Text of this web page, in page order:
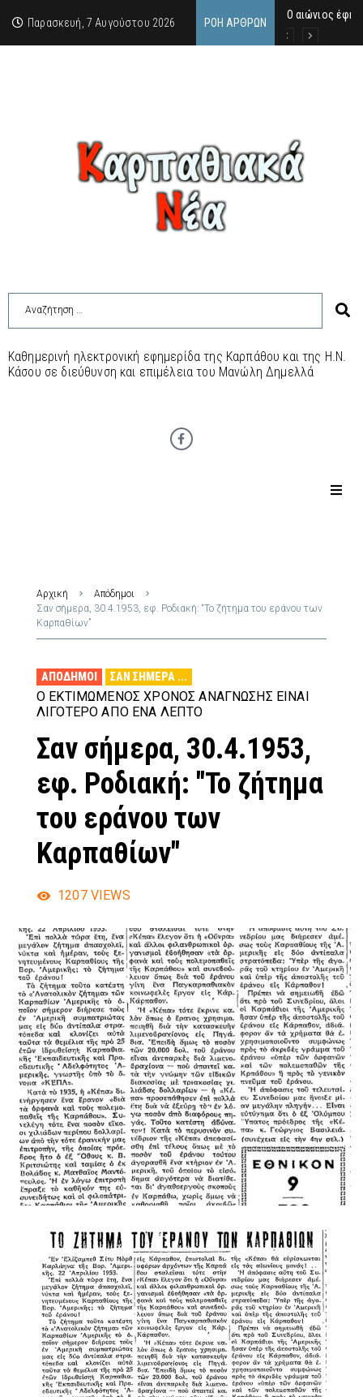
Παρασκευή, 7 Αυγούστου 2026 ΡΟΉ ΆΡΘΡΩΝ
Ο αιώνιος
Δικαστική
Άμεση
Καθημερινή ηλεκτρονική εφημερίδα της Καρπάθου και της Η.Ν.
Κάσου σε διεύθυνση και επιμέλεια του Μανώλη Δημελλά
Αρχική
Απόδημοι
Σαν σήμερα, 30.4.1953, εφ. Ροδιακή: “Το ζήτημα του εράνου των
Καρπαθίων”
ΑΠΌΔΗΜΟΙ ΣΑΝ ΣΉΜΕΡΑ ...
Ο ΕΚΤΙΜΏΜΕΝΟΣ ΧΡΌΝΟΣ ΑΝΆΓΝΩΣΗΣ ΕΊΝΑΙ
ΛΙΓΌΤΕΡΟ ΑΠΌ ΈΝΑ ΛΕΠΤΌ
Σαν σήμερα, 30.4.1953,
εφ. Ροδιακή: "Το ζήτημα
του εράνου των
Καρπαθίων"
1207 VIEWS